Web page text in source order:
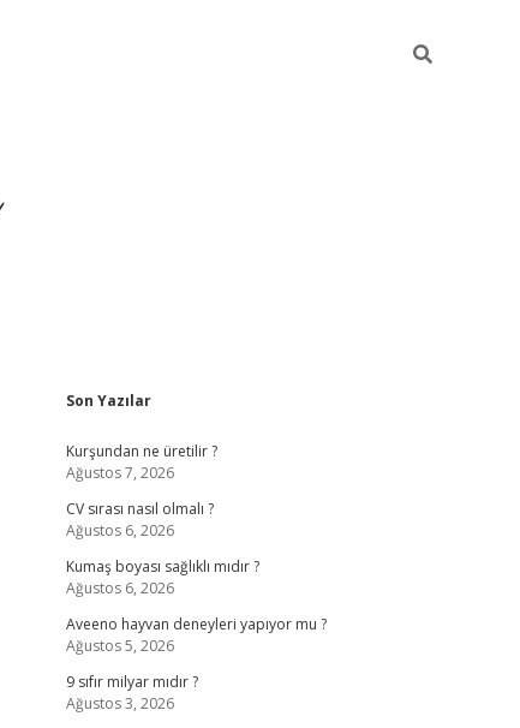
Sidebar
Son Yazılar
Kurşundan ne üretilir ?
Ağustos 7, 2026
CV sırası nasıl olmalı ?
Ağustos 6, 2026
Kumaş boyası sağlıklı mıdır ?
Ağustos 6, 2026
Aveeno hayvan deneyleri yapıyor mu ?
Ağustos 5, 2026
9 sıfır milyar mıdır ?
Ağustos 3, 2026